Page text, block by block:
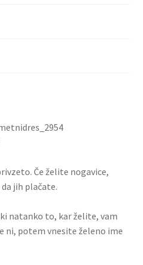
Če želite nogavice,
jih plačate.
natanko to, kar želite, vam
ni, potem vnesite želeno ime